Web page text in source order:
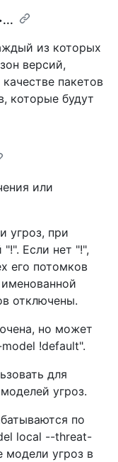
из которых
версий,
пакетов
которые будут
или
угроз, при
Если нет "!",
его потомков
отключены.
но может
!default".
для
угроз.
по
local --threat-
модели угроз в